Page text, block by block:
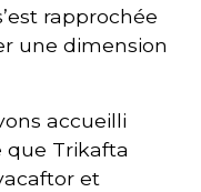
rapprochée
une dimension
accueilli
que Trikafta
et